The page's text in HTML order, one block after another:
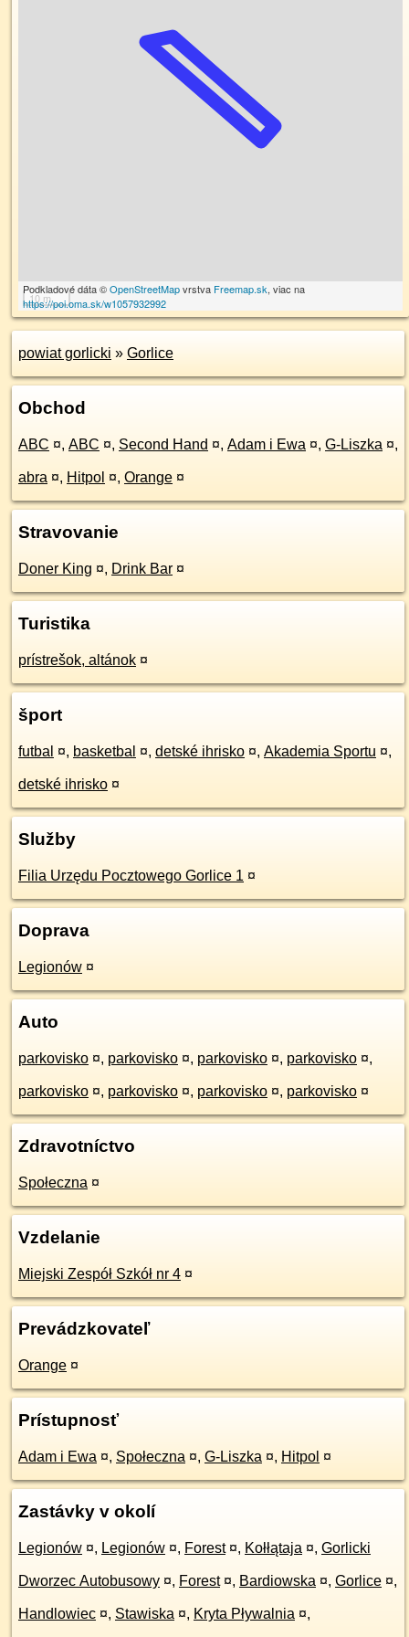
10 m
Podkladové dáta ©OpenStreetMapvrstva Freemap.sk, viac na
https://poi.oma.sk/w1057932992
powiat gorlicki » Gorlice
Obchod
ABC ¤, ABC ¤, Second Hand ¤, Adam i Ewa ¤, G-Liszka ¤,
abra ¤, Hitpol ¤, Orange ¤
Stravovanie
Doner King ¤, Drink Bar ¤
Turistika
prístrešok, altánok ¤
šport
futbal ¤, basketbal ¤, detské ihrisko ¤, Akademia Sportu ¤,
detské ihrisko ¤
Služby
Filia Urzędu Pocztowego Gorlice 1 ¤
Doprava
Legionów ¤
Auto
parkovisko ¤, parkovisko ¤, parkovisko ¤, parkovisko ¤,
parkovisko ¤, parkovisko ¤, parkovisko ¤, parkovisko ¤
Zdravotníctvo
Społeczna ¤
Vzdelanie
Miejski Zespół Szkół nr 4 ¤
Prevádzkovateľ
Orange ¤
Prístupnosť
Adam i Ewa ¤, Społeczna ¤, G-Liszka ¤, Hitpol ¤
Zastávky v okolí
Legionów ¤, Legionów ¤, Forest ¤, Kołłątaja ¤, Gorlicki
Dworzec Autobusowy ¤, Forest ¤, Bardiowska ¤, Gorlice ¤,
Handlowiec ¤, Stawiska ¤, Kryta Pływalnia ¤,